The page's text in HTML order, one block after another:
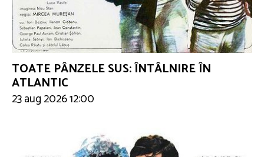
TOATE PÂNZELE SUS: ÎNTÂLNIRE ÎN
ATLANTIC
23 aug 2026 12:00